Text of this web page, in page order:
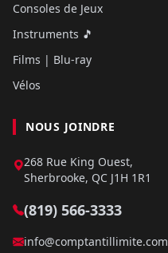
Consoles de Jeux
Instruments 🎵
Films | Blu-ray
Vélos
NOUS JOINDRE
268 Rue King Ouest,
Sherbrooke, QC J1H 1R1
(819) 566-3333
info@comptantillimite.com